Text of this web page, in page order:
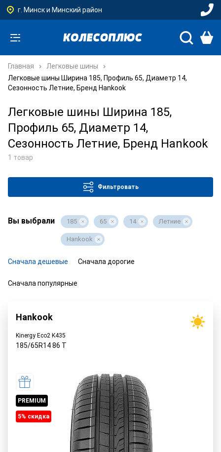
г. Минск и Минский район
Главная
Легковые шины
Легковые шины Ширина 185, Профиль 65, Диаметр 14,
Сезонность Летние, Бренд Hankook
Легковые шины Ширина 185,
Профиль 65, Диаметр 14,
Сезонность Летние, Бренд Hankook
1 товар
Фильтровать
Вы выбрали 185 65 14 Летние
Hankook
Сначала дешевые Сначала дорогие
Сначала популярные
Hankook
Kinergy Eco2 K435
185/65R1486 T
PREMIUM
5% cкидка